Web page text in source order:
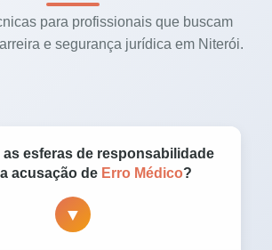
para profissionais que buscam
e segurança jurídica em Niterói.
as esferas de responsabilidade
acusação de Erro Médico?
▼